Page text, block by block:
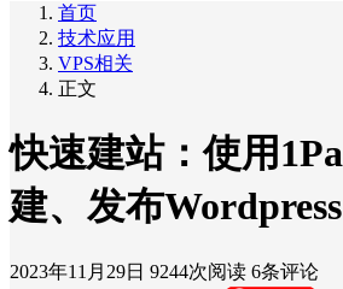
首页
技术应用
VPS相关
正文
快速建站：使用
建、发布
2023年11月29日 9244次阅读 6条评论